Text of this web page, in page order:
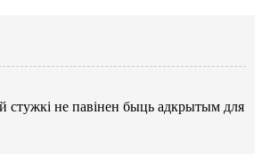
стужкі не павінен быць адкрытым для